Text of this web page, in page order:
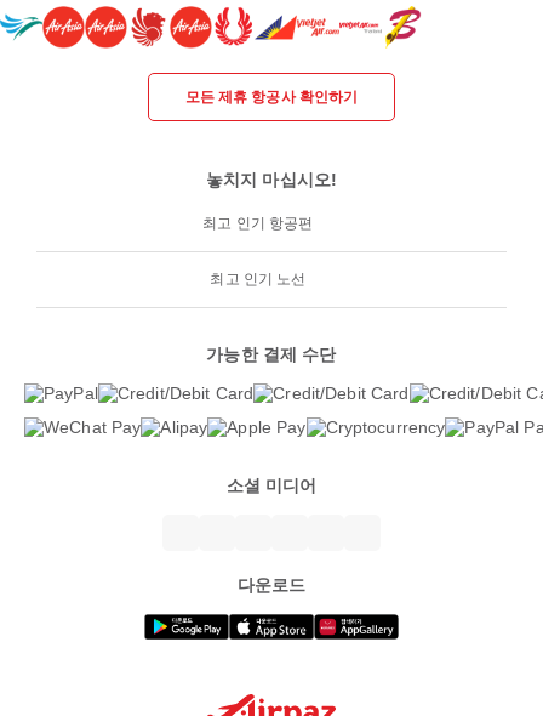
모든 제휴 항공사 확인하기
놓치지 마십시오!
최고 인기 항공편
최고 인기 노선
가능한 결제 수단
소셜 미디어
다운로드